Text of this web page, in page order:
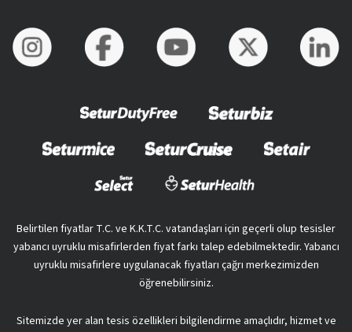
Belirtilen fiyatlar T.C. ve K.K.T.C. vatandaşları için geçerli olup tesisler
yabancı uyruklu misafirlerden fiyat farkı talep edebilmektedir. Yabancı
uyruklu misafirlere uygulanacak fiyatları çağrı merkezimizden
öğrenebilirsiniz.
Sitemizde yer alan tesis özellikleri bilgilendirme amaçlıdır, hizmet ve